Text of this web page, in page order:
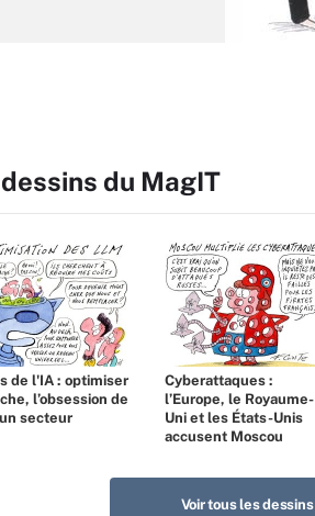
du MagIT
de l'IA : optimiser
l’obsession de
secteur
Cyberattaques :
l’Europe, le Royaume-
Uni et les États-Unis
accusent Moscou
Voir tous les dessins